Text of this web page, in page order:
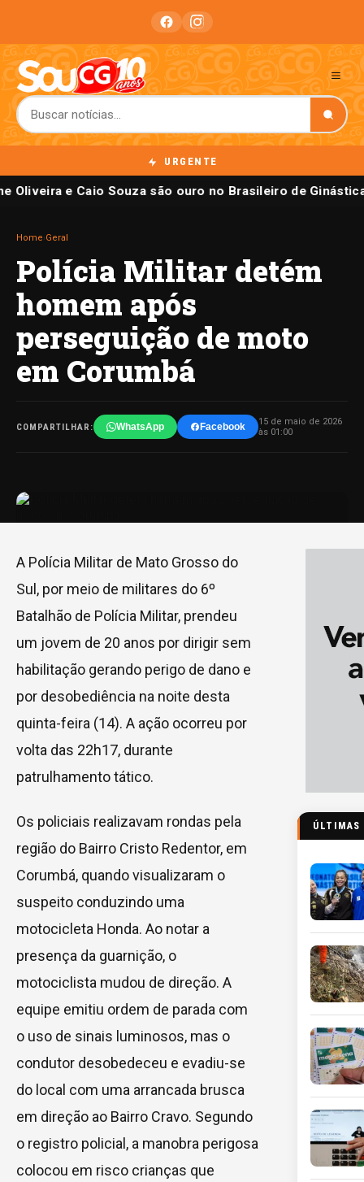
URGENTE
Oliveira e Caio Souza são ouro no Brasileiro de Ginástica
Home Geral
Polícia Militar detém
homem após
perseguição de moto
em Corumbá
COMPARTILHAR: WhatsApp Facebook
15 de maio de 2026
às 01:00
A Polícia Militar de Mato Grosso do
Sul, por meio de militares do 6º
Batalhão de Polícia Militar, prendeu
um jovem de 20 anos por dirigir sem
habilitação gerando perigo de dano e
por desobediência na noite desta
quinta-feira (14). A ação ocorreu por
volta das 22h17, durante
patrulhamento tático.
Os policiais realizavam rondas pela
região do Bairro Cristo Redentor, em
Corumbá, quando visualizaram o
suspeito conduzindo uma
motocicleta Honda. Ao notar a
presença da guarnição, o
motociclista mudou de direção. A
equipe emitiu ordem de parada com
o uso de sinais luminosos, mas o
condutor desobedeceu e evadiu-se
do local com uma arrancada brusca
em direção ao Bairro Cravo. Segundo
o registro policial, a manobra perigosa
colocou em risco crianças que